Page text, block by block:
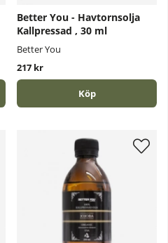
Better You - Havtornsolja
Kallpressad , 30 ml
Better You
217 kr
Köp